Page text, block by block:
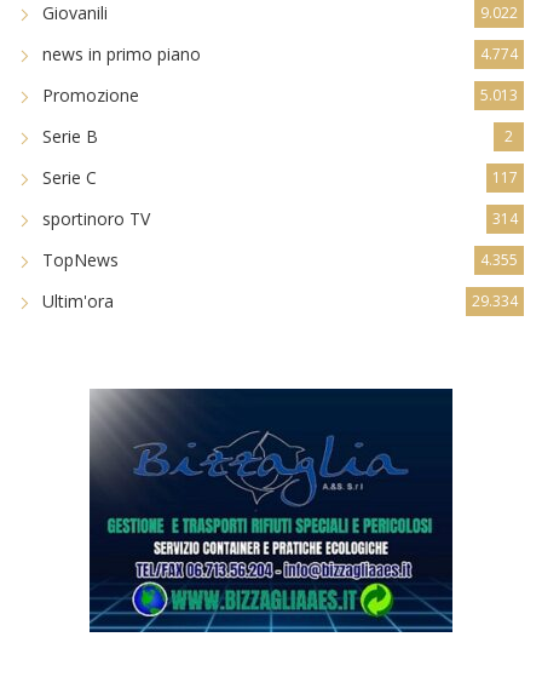
Giovanili 9.022
news in primo piano 4.774
Promozione 5.013
Serie B 2
Serie C 117
sportinoro TV 314
TopNews 4.355
Ultim'ora 29.334